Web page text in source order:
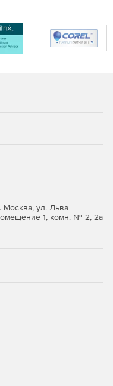
в одном месте.
настроек.
операции
на экране.
Москва, ул. Льва
1, комн. № 2, 2а